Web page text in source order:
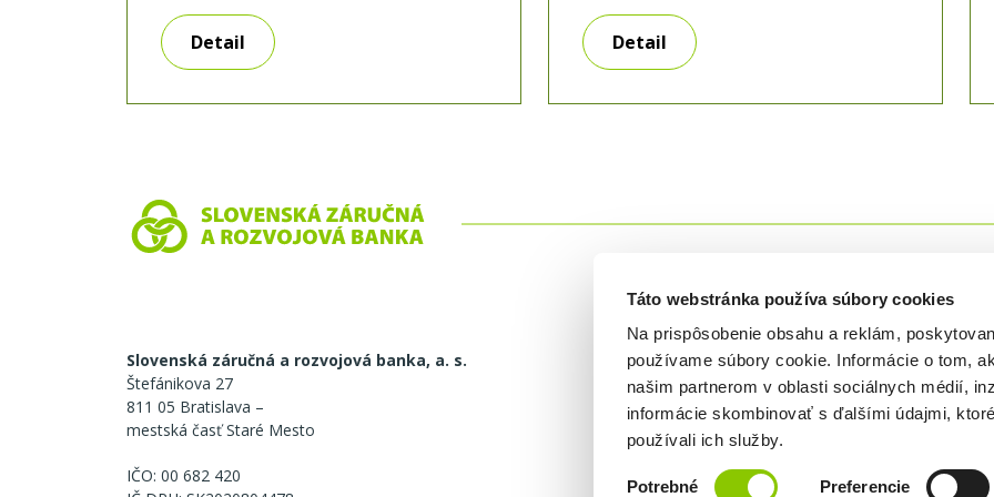
Táto webstránka používa súbory cookies
Na prispôsobenie obsahu a reklám,
používame súbory cookie. Informácie o tom,
našim partnerom v oblasti sociálnych médií,
informácie skombinovať s ďalšími údajmi,
používali ich služby.
Potrebné Preferencie
môžu výrazne zasiahnuť hospodárenie
a finančnú stabilitu podniku či farmy.
Práve v týchto situáciách môže byť
biznis úver praktickým riešením.
financovanie? Nie každý
Detail
biznisu. Zistite, kedy sa oplatí a ako
získať výhodnejšie podmienky. Čo je
refinancovanie úveru a čo to znamená
pre vaše podnikanie Ak si kladiete
Detail
Slovenská záručná a rozvojová banka, a. s.
Štefánikova 27
811 05 Bratislava –
mestská časť Staré Mesto
IČO: 00 682 420
O banke
Novinky a aktuality
Tlačové správy
Dôležité dokumenty
Úvery
Úrokové